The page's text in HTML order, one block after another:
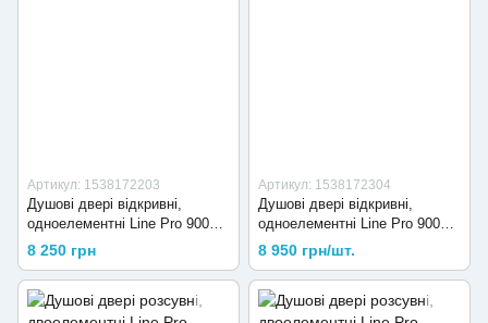
Артикул: 1538172203
Душові двері відкривні,
одноелементні Line Pro 900
мм, chrome, скло 6мм clear
8 250 грн
Артикул: 1538172304
Душові двері відкривні,
одноелементні Line Pro 900
мм, chrome, скло 6мм grape
8 950 грн/шт.